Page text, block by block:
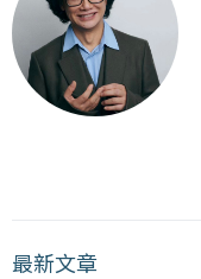
最新文章